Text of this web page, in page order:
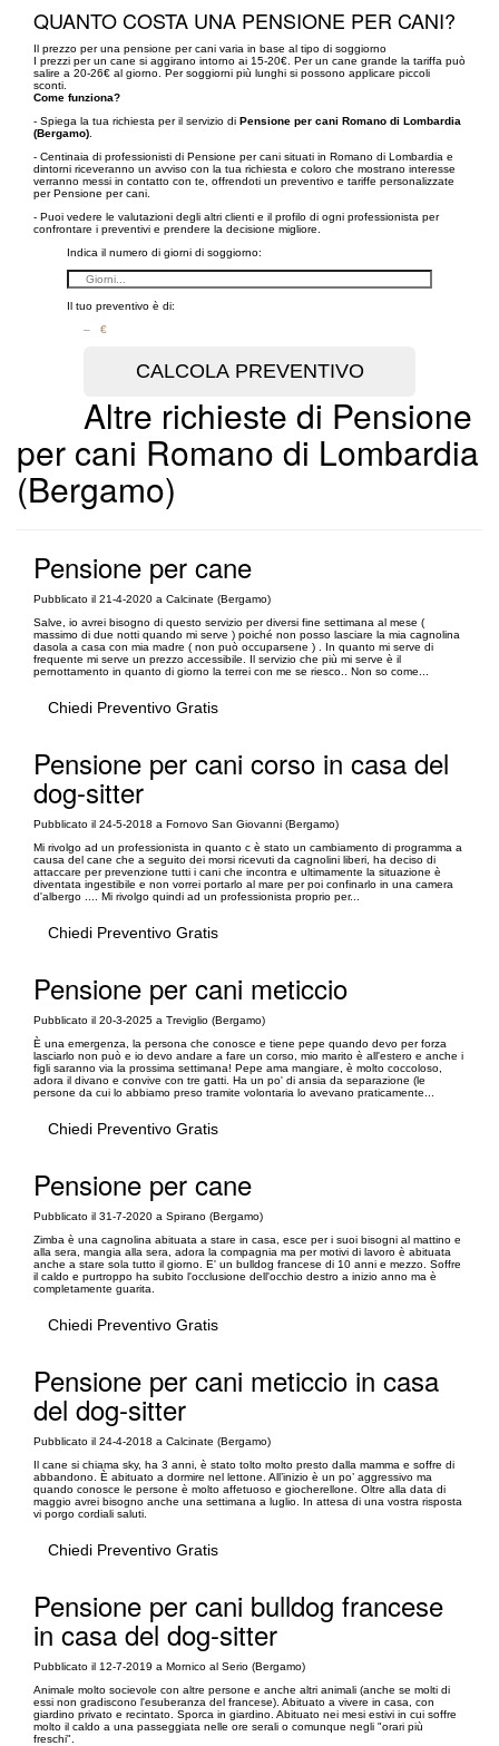
QUANTO COSTA UNA PENSIONE PER CANI?
Il prezzo per una pensione per cani varia in base al tipo di soggiorno
I prezzi per un cane si aggirano intorno ai 15-20€. Per un cane grande la tariffa può
salire a 20-26€ al giorno. Per soggiorni più lunghi si possono applicare piccoli
sconti.
Come funziona?
- Spiega la tua richiesta per il servizio di Pensione per cani Romano di Lombardia
(Bergamo)
- Centinaia di professionisti di Pensione per cani situati in Romano di Lombardia e
dintorni riceveranno un avviso con la tua richiesta e coloro che mostrano interesse
verranno messi in contatto con te, offrendoti un preventivo e tariffe personalizzate
per Pensione per cani.
- Puoi vedere le valutazioni degli altri clienti e il profilo di ogni professionista per
confrontare i preventivi e prendere la decisione migliore.
Indica il numero di giorni di soggiorno:
Il tuo preventivo è di:
– €
Altre richieste di Pensione
per cani Romano di Lombardia
(Bergamo)
Pensione per cane
Pubblicato il 21-4-2020 a Calcinate (Bergamo)
Salve, io avrei bisogno di questo servizio per diversi fine settimana al mese (
massimo di due notti quando mi serve ) poiché non posso lasciare la mia cagnolina
dasola a casa con mia madre ( non può occuparsene ) . In quanto mi serve di
frequente mi serve un prezzo accessibile. Il servizio che più mi serve è il
pernottamento in quanto di giorno la terrei con me se riesco.. Non so come...
Chiedi Preventivo Gratis
Pensione per cani corso in casa del
dog-sitter
Pubblicato il 24-5-2018 a Fornovo San Giovanni (Bergamo)
Mi rivolgo ad un professionista in quanto c è stato un cambiamento di programma a
causa del cane che a seguito dei morsi ricevuti da cagnolini liberi, ha deciso di
attaccare per prevenzione tutti i cani che incontra e ultimamente la situazione è
diventata ingestibile e non vorrei portarlo al mare per poi confinarlo in una camera
d'albergo .... Mi rivolgo quindi ad un professionista proprio per...
Chiedi Preventivo Gratis
Pensione per cani meticcio
Pubblicato il 20-3-2025 a Treviglio (Bergamo)
È una emergenza, la persona che conosce e tiene pepe quando devo per forza
lasciarlo non può e io devo andare a fare un corso, mio marito è all'estero e anche i
figli saranno via la prossima settimana! Pepe ama mangiare, è molto coccoloso,
adora il divano e convive con tre gatti. Ha un po' di ansia da separazione (le
persone da cui lo abbiamo preso tramite volontaria lo avevano praticamente...
Chiedi Preventivo Gratis
Pensione per cane
Pubblicato il 31-7-2020 a Spirano (Bergamo)
Zimba è una cagnolina abituata a stare in casa, esce per i suoi bisogni al mattino e
alla sera, mangia alla sera, adora la compagnia ma per motivi di lavoro è abituata
anche a stare sola tutto il giorno. E' un bulldog francese di 10 anni e mezzo. Soffre
il caldo e purtroppo ha subito l'occlusione dell'occhio destro a inizio anno ma è
completamente guarita.
Chiedi Preventivo Gratis
Pensione per cani meticcio in casa
del dog-sitter
Pubblicato il 24-4-2018 a Calcinate (Bergamo)
Il cane si chiama sky, ha 3 anni, è stato tolto molto presto dalla mamma e soffre di
abbandono. È abituato a dormire nel lettone. All’inizio è un po’ aggressivo ma
quando conosce le persone è molto affetuoso e giocherellone. Oltre alla data di
maggio avrei bisogno anche una settimana a luglio. In attesa di una vostra risposta
vi porgo cordiali saluti.
Chiedi Preventivo Gratis
Pensione per cani bulldog francese
in casa del dog-sitter
Pubblicato il 12-7-2019 a Mornico al Serio (Bergamo)
Animale molto socievole con altre persone e anche altri animali (anche se molti di
essi non gradiscono l'esuberanza del francese). Abituato a vivere in casa, con
giardino privato e recintato. Sporca in giardino. Abituato nei mesi estivi in cui soffre
molto il caldo a una passeggiata nelle ore serali o comunque negli "orari più
freschi".